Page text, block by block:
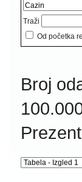
Traži
Od početka
Broj